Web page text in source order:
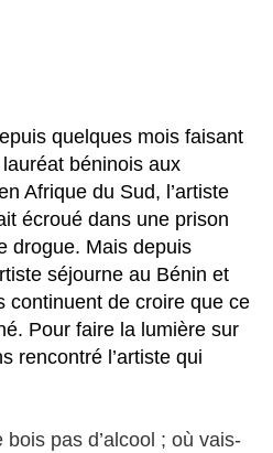
quelques mois faisant
béninois aux
Afrique du Sud, l’artiste
écroué dans une prison
drogue. Mais depuis
séjourne au Bénin et
continuent de croire que ce
Pour faire la lumière sur
rencontré l’artiste qui
pas d’alcool ; où vais-